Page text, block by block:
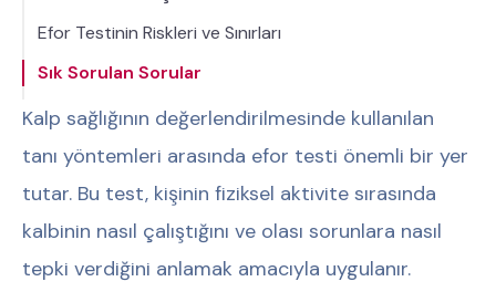
Efor Testinin Riskleri ve Sınırları
Sık Sorulan Sorular
Kalp sağlığının değerlendirilmesinde kullanılan
tanı yöntemleri arasında efor testi önemli bir yer
tutar. Bu test, kişinin fiziksel aktivite sırasında
kalbinin nasıl çalıştığını ve olası sorunlara nasıl
tepki verdiğini anlamak amacıyla uygulanır.